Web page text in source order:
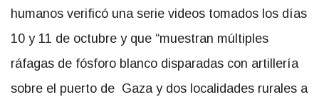
humanos verificó una serie videos tomados los días
10 y 11 de octubre y que “muestran múltiples
ráfagas de fósforo blanco disparadas con artillería
sobre el puerto de Gaza y dos localidades rurales a